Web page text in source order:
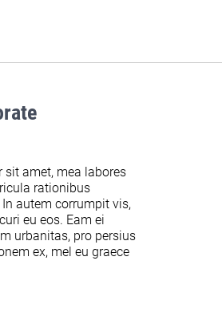
sit amet, mea labores
rationibus
autem corrumpit vis,
eu eos. Eam ei
urbanitas, pro persius
ex, mel eu graece